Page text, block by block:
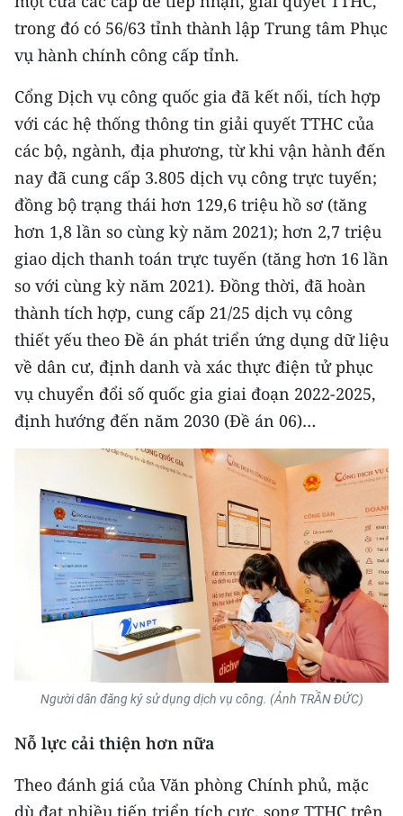
Chuyên trang TP. Hồ Chí Minh
CHUYÊN ĐỀ
CÁC CHUYÊN TRANG
VỀ BÁO NHÂN DÂN
THỜI NAY
NHÂN DÂN CUỐI TUẦN
NHÂN DÂN HẰNG THÁNG
MUA BÁO
ĐỌC BÁO IN
ENGLISH
FRANÇAIS
РУССКИЙ
ESPAÑOL
trong đó có 56/63 tỉnh thành lập Trung tâm Phục
vụ hành chính công cấp tỉnh.
Cổng Dịch vụ công quốc gia đã kết nối, tích hợp
với các hệ thống thông tin giải quyết TTHC của
các bộ, ngành, địa phương, từ khi vận hành đến
nay đã cung cấp 3.805 dịch vụ công trực tuyến;
đồng bộ trạng thái hơn 129,6 triệu hồ sơ (tăng
hơn 1,8 lần so cùng kỳ năm 2021); hơn 2,7 triệu
giao dịch thanh toán trực tuyến (tăng hơn 16 lần
so với cùng kỳ năm 2021). Đồng thời, đã hoàn
thành tích hợp, cung cấp 21/25 dịch vụ công
thiết yếu theo Đề án phát triển ứng dụng dữ liệu
về dân cư, định danh và xác thực điện tử phục
vụ chuyển đổi số quốc gia giai đoạn 2022-2025,
định hướng đến năm 2030 (Đề án 06)…
Người dân đăng ký sử dụng dịch vụ công. (Ảnh TRẦN ĐỨC)
Nỗ lực cải thiện hơn nữa
Theo đánh giá của Văn phòng Chính phủ, mặc
dù đạt nhiều tiến triển tích cực, song TTHC trên